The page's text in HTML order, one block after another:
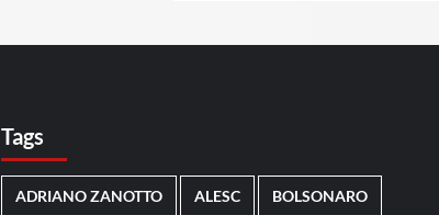
Tags
ADRIANO ZANOTTO ALESC BOLSONARO